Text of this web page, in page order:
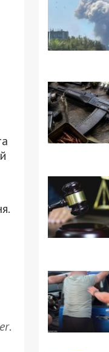
.